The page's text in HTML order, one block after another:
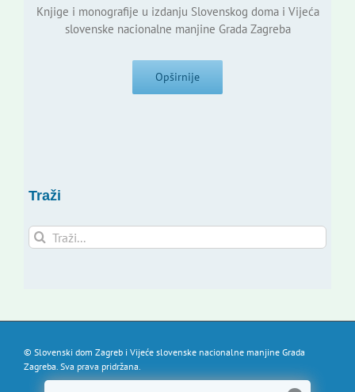
Knjige i monografije u izdanju Slovenskog doma i Vijeća
slovenske nacionalne manjine Grada Zagreba
Opširnije
Traži
Traži...
© Slovenski dom Zagreb i Vijeće slovenske nacionalne manjine Grada
Zagreba. Sva prava pridržana.